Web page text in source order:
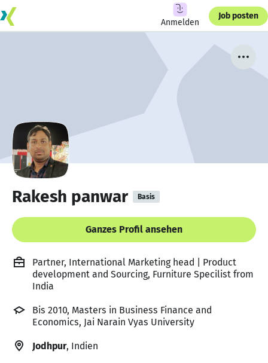
Anmelden
Job posten
Rakesh panwar Basis
Ganzes Profil ansehen
Partner, International Marketing head | Product
development and Sourcing, Furniture Specilist from
India
Bis 2010, Masters in Business Finance and
Economics, Jai Narain Vyas University
Jodhpur, Indien